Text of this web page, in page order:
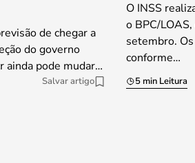
de chegar a
do governo
ainda pode mudar…
Salvar artigo
O INSS
o BPC/
setembro.
conforme…
5 min Leitura